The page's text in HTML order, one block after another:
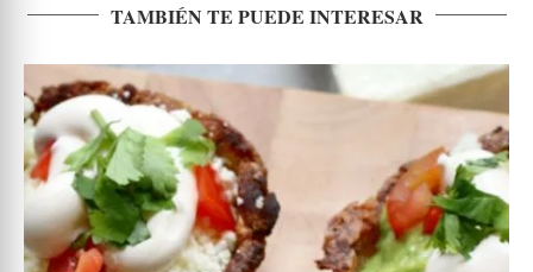
TAMBIÉN TE PUEDE INTERESAR